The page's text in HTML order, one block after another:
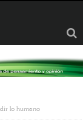
lo humano